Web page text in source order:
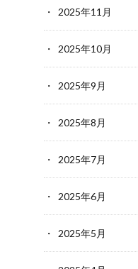
2025年11月
2025年10月
2025年9月
2025年8月
2025年7月
2025年6月
2025年5月